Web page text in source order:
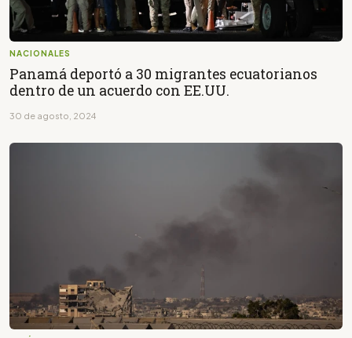
NACIONALES
Panamá deportó a 30 migrantes ecuatorianos
dentro de un acuerdo con EE.UU.
30 de agosto, 2024